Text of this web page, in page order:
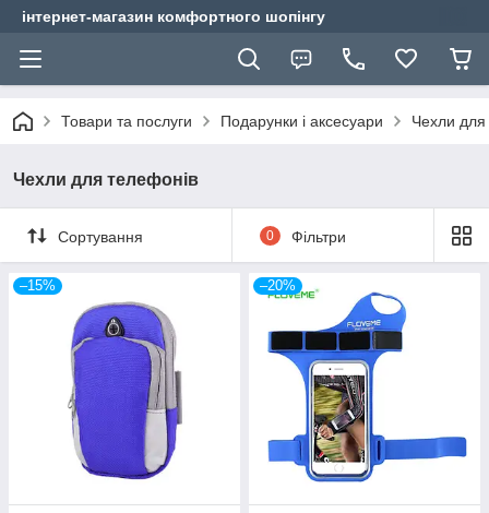
інтернет-магазин комфортного шопінгу
Товари та послуги Подарунки і аксесуари Чехли для
Чехли для телефонів
Сортування 0 Фільтри
–15% –20%